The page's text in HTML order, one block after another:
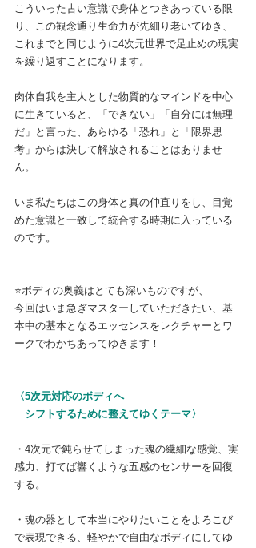
こういった古い意識で身体とつきあっている限
り、この観念通り生命力が先細り老いてゆき、
これまでと同じように4次元世界で足止めの現実
を繰り返すことになります。
肉体自我を主人とした物質的なマインドを中心
に生きていると、「できない」「自分には無理
だ」と言った、あらゆる「恐れ」と「限界思
考」からは決して解放されることはありませ
ん。
いま私たちはこの身体と真の仲直りをし、目覚
めた意識と一致して統合する時期に入っている
のです。
⭐️ボディの奥義はとても深いものですが、
今回はいま急ぎマスターしていただきたい、基
本中の基本となるエッセンスをレクチャーとワ
ークでわかちあってゆきます！
〈5次元対応のボディへ
シフトするために整えてゆくテーマ〉
・4次元で鈍らせてしまった魂の繊細な感覚、実
感力、打てば響くような五感のセンサーを回復
する。
・魂の器として本当にやりたいことをよろこび
で表現できる、軽やかで自由なボディにしてゆ